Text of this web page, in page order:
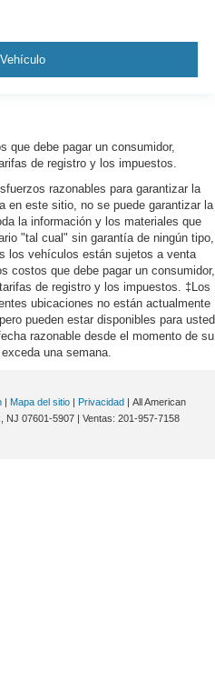
que debe pagar un consumidor,
de registro y los impuestos.
razonables para garantizar la
en este sitio, no se puede garantizar la
la información y los materiales que
"tal cual" sin garantía de ningún tipo,
los vehículos están sujetos a venta
costos que debe pagar un consumidor,
de registro y los impuestos. ‡Los
ubicaciones no están actualmente
pueden estar disponibles para usted
razonable desde el momento de su
una semana.
Mapa del sitio Privacidad | All American
NJ 07601-5907 | Ventas: 201-957-7158